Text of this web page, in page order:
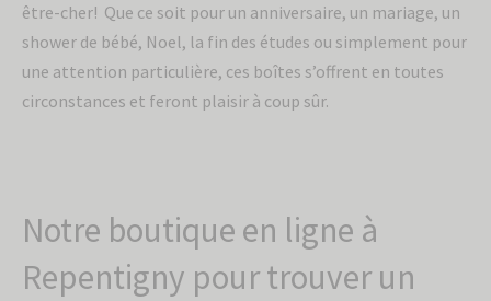
être-cher! Que ce soit pour un anniversaire, un mariage, un
shower de bébé, Noel, la fin des études ou simplement pour
une attention particulière, ces boîtes s’offrent en toutes
circonstances et feront plaisir à coup sûr.
Notre boutique en ligne à
Repentigny pour trouver un